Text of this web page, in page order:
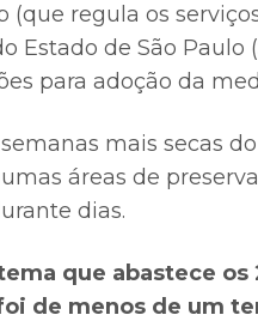
regula os
Estado de São Paulo
para adoção da
mais secas
áreas de
dias.
que abastece os
de menos de um